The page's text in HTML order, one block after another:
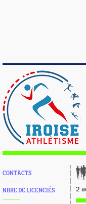
CONTACTS
NBRE DE LICENCIÉS 2